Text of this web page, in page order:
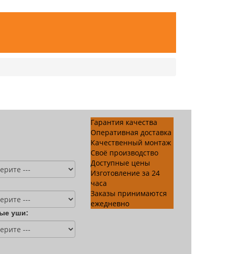
уши:
Гарантия качества
Оперативная доставка
Качественный монтаж
Своё производство
Доступные цены
Изготовление за 24
часа
Заказы принимаются
ежедневно